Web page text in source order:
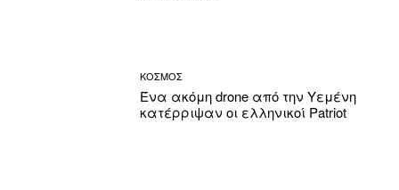
ΚΟΣΜΟΣ
Ένα ακόμη drone από την Υεμένη
κατέρριψαν οι ελληνικοί Patriot